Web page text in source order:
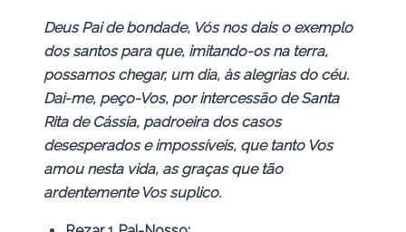
Deus Pai de bondade, Vós nos dais o exemplo
dos santos para que, imitando-os na terra,
possamos chegar, um dia, às alegrias do céu.
Dai-me, peço-Vos, por intercessão de Santa
Rita de Cássia, padroeira dos casos
desesperados e impossíveis, que tanto Vos
amou nesta vida, as graças que tão
ardentemente Vos suplico.